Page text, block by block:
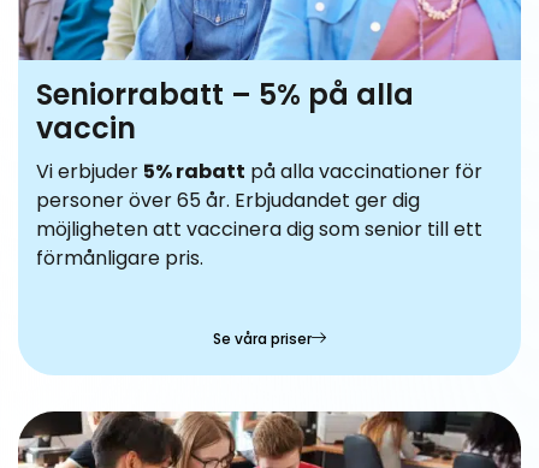
Seniorrabatt – 5% på alla
vaccin
Vi erbjuder 5% rabatt på alla vaccinationer för
personer över 65 år. Erbjudandet ger dig
möjligheten att vaccinera dig som senior till ett
förmånligare pris.
Se våra priser